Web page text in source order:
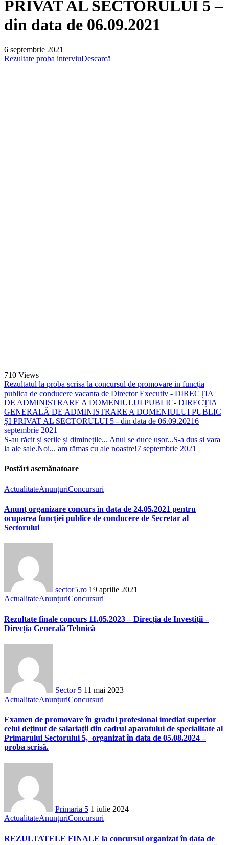
PRIVAT AL SECTORULUI 5 –
din data de 06.09.2021
6 septembrie 2021
Rezultate proba interviuDescarcă
710 Views
Rezultatul la proba scrisa la concursul de promovare in funcția
publica de conducere vacanta de Director Executiv - DIRECȚIA
DE ADMINISTRARE A DOMENIULUI PUBLIC- DIRECȚIA
GENERALĂ DE ADMINISTRARE A DOMENIULUI PUBLIC
ȘI PRIVAT AL SECTORULUI 5 - din data de 06.09.20216
septembrie 2021
S-au răcit și serile și diminețile... Anul se duce ușor...S-a dus și vara
la ale sale.Noi... am rămas cu ale noastre!7 septembrie 2021
Postări asemănatoare
ActualitateAnunțuriConcursuri
Anunț organizare concurs în data de 24.05.2021 pentru
ocuparea funcției publice de conducere de Secretar al
Sectorului
sector5.ro 19 aprilie 2021
ActualitateAnunțuriConcursuri
Rezultate finale concurs 11.05.2023 – Direcția de Investiții –
Direcția Generală Tehnică
Sector 5 11 mai 2023
ActualitateAnunțuriConcursuri
Examen de promovare în gradul profesional imediat superior
celui deținut de salariații din cadrul aparatului de specialitate al
Primarului Sectorului 5, organizat în data de 05.08.2024 –
proba scrisă.
Primaria 5 1 iulie 2024
ActualitateAnunțuriConcursuri
REZULTATELE FINALE la concursul organizat în data de